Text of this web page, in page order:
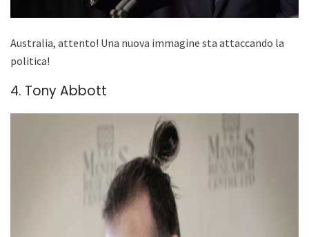
Australia, attento! Una nuova immagine sta attaccando la
politica!
4. Tony Abbott